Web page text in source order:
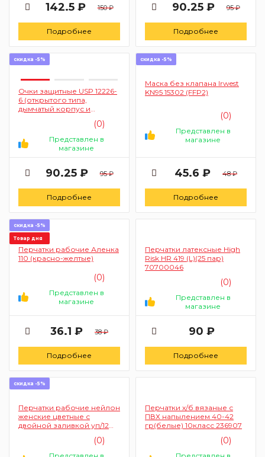
142.5 ₽ 150 ₽
Подробнее
90.25 ₽ 95 ₽
Подробнее
скидка -5%
Очки защитные USP 12226-
6 (открытого типа,
дымчатый корпус и
(0)
Представлен в
магазине
90.25 ₽ 95 ₽
Подробнее
скидка -5%
Маска без клапана Irwest
KN95 15302 (FFP2)
(0)
Представлен в
магазине
45.6 ₽ 48 ₽
Подробнее
скидка -5%
Товар дня
Перчатки рабочие Аленка
110 (красно-желтые)
(0)
Представлен в
магазине
36.1 ₽ 38 ₽
Подробнее
Перчатки латексные High
Risk HR 419 (L)(25 пар)
70700046
(0)
Представлен в
магазине
90 ₽
Подробнее
скидка -5%
Перчатки рабочие нейлон
женские цветные с
двойной заливкой уп/12
(0)
Перчатки х/б вязаные с
ПВХ напылением 40-42
гр(белые) 10класс 236907
(0)